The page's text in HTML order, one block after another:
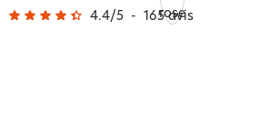
4.4/5 - 165avis